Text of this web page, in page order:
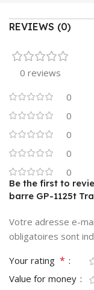
REVIEWS (0)
0 reviews
0
0
0
0
0
Be the first to
barre GP-1125t
Votre adresse e-
obligatoires sont
Your rating *
Value for money